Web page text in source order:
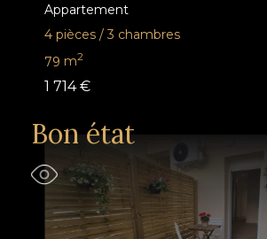
Appartement
4 pièces / 3 chambres
79 m2
1 714 €
Bon état